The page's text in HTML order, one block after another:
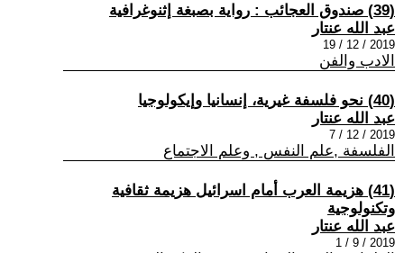
(39) صندوق العجائب : رواية بصبغة إثنوغرافية
عبد الله عنتار
2019 / 12 / 19
الادب والفن
(40) نحو فلسفة غيرية، إنسانيا وإيكولوجيا
عبد الله عنتار
2019 / 12 / 7
الفلسفة ,علم النفس , وعلم الاجتماع
(41) هزيمة العرب أمام اسرائيل هزيمة ثقافية
وتكنولوجية
عبد الله عنتار
2019 / 9 / 1